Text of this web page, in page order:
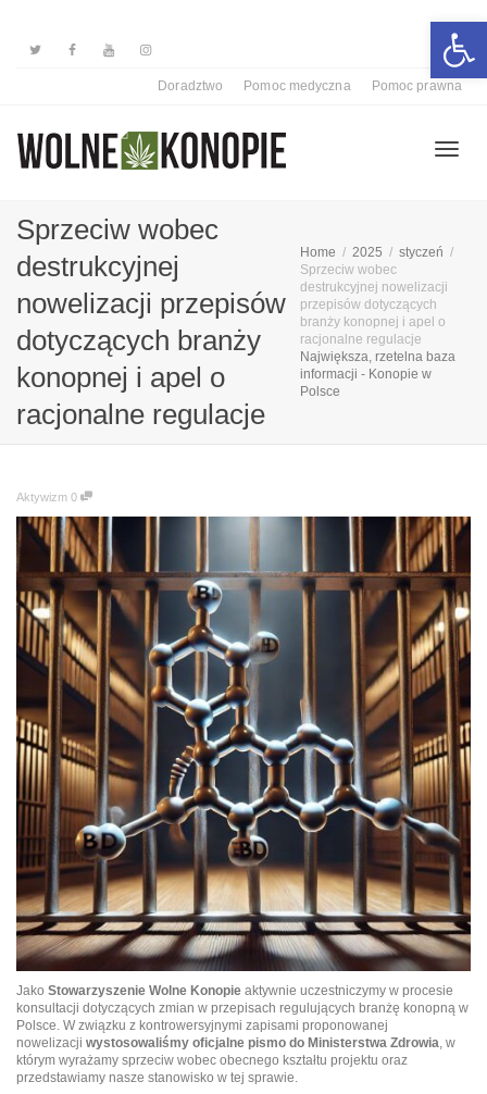
Doradztwo Pomoc medyczna Pomoc prawna
Sprzeciw wobec
destrukcyjnej
nowelizacji przepisów
dotyczących branży
konopnej i apel o
racjonalne regulacje
Home 2025
styczeń
Sprzeciw wobec
destrukcyjnej nowelizacji
przepisów dotyczących
branży konopnej i apel o
racjonalne regulacje
Największa, rzetelna baza
informacji - Konopie w
Polsce
Aktywizm 0
Jako Stowarzyszenie Wolne Konopie aktywnie uczestniczymy w procesie
konsultacji dotyczących zmian w przepisach regulujących branżę konopną w
Polsce. W związku z kontrowersyjnymi zapisami proponowanej
nowelizacji wystosowaliśmy oficjalne pismo do Ministerstwa Zdrowia, w
którym wyrażamy sprzeciw wobec obecnego kształtu projektu oraz
przedstawiamy nasze stanowisko w tej sprawie.